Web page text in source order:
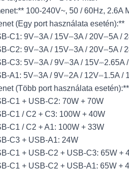
100-240V~, 50 / 60Hz, 2.6A
(Egy port használata esetén):**
C1: 9V⎓3A / 15V⎓3A / 20V⎓5A /
C2: 9V⎓3A / 15V⎓3A / 20V⎓5A /
C3: 5V⎓3A / 9V⎓3A / 15V⎓2.65A
A1: 5V⎓3A / 9V⎓2A / 12V⎓1.5A /
(Több port használata esetén):**
C1 + USB-C2: 70W + 70W
C1 / C2 + C3: 100W + 40W
C1 / C2 + A1: 100W + 33W
C3 + USB-A1: 24W
C1 + USB-C2 + USB-C3: 65W +
C1 + USB-C2 + USB-A1: 65W +